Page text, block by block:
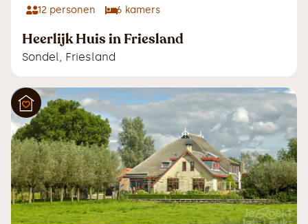
12 personen 6 kamers
Heerlijk Huis in Friesland
Sondel, Friesland